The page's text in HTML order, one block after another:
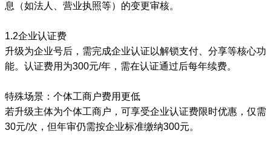
息（如法人、营业执照等）的变更审核。
1.2企业认证费
升级为企业号后，需完成企业认证以解锁支付、分享等核心功
能。认证费用为300元/年，需在认证通过后每年续费。
特殊场景：个体工商户费用更低
若升级主体为个体工商户，可享受企业认证费限时优惠，仅需
30元/次，但年审仍需按企业标准缴纳300元。